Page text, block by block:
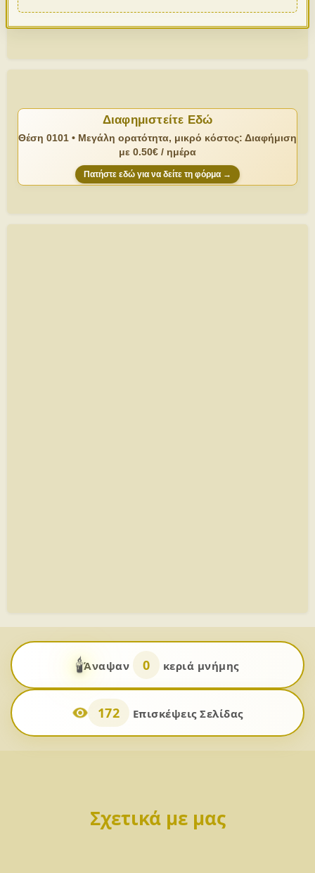
Διαφημιστείτε Εδώ
Θέση 0101 • Μεγάλη ορατότητα, μικρό κόστος: Διαφήμιση
με 0.50€ / ημέρα
Πατήστε εδώ για να δείτε τη φόρμα →
🕯️Άναψαν 0 κεριά μνήμης
172 Επισκέψεις Σελίδας
Σχετικά με μας